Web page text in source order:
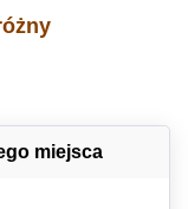
miejsca